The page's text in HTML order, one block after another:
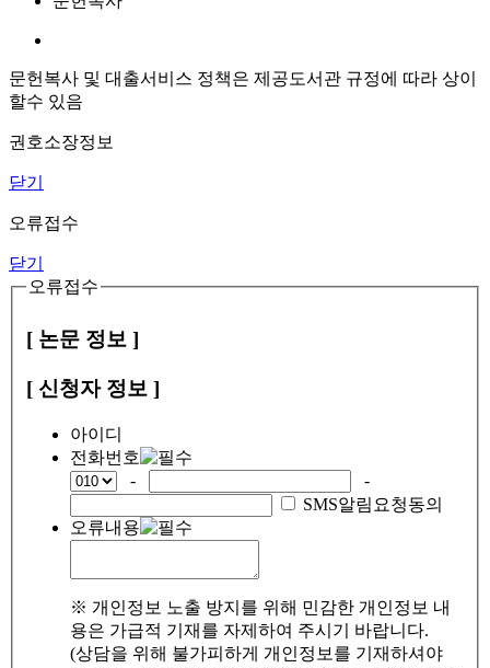
문헌복사 및 대출서비스 정책은 제공도서관 규정에 따라 상이
할수 있음
권호소장정보
닫기
오류접수
닫기
오류접수
[ 논문 정보 ]
[ 신청자 정보 ]
아이디
전화번호
-
-
SMS알림요청동의
오류내용
※ 개인정보 노출 방지를 위해 민감한 개인정보 내
용은 가급적 기재를 자제하여 주시기 바랍니다.
(상담을 위해 불가피하게 개인정보를 기재하셔야